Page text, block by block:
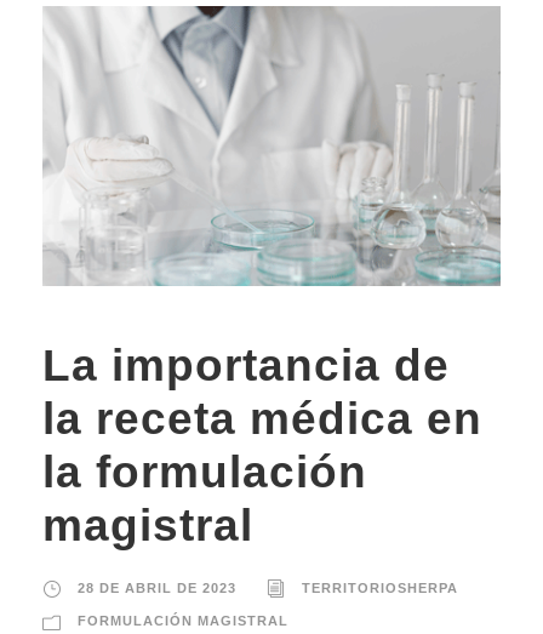
La importancia de
la receta médica en
la formulación
magistral
28 DE ABRIL DE 2023 TERRITORIOSHERPA
FORMULACIÓN MAGISTRAL